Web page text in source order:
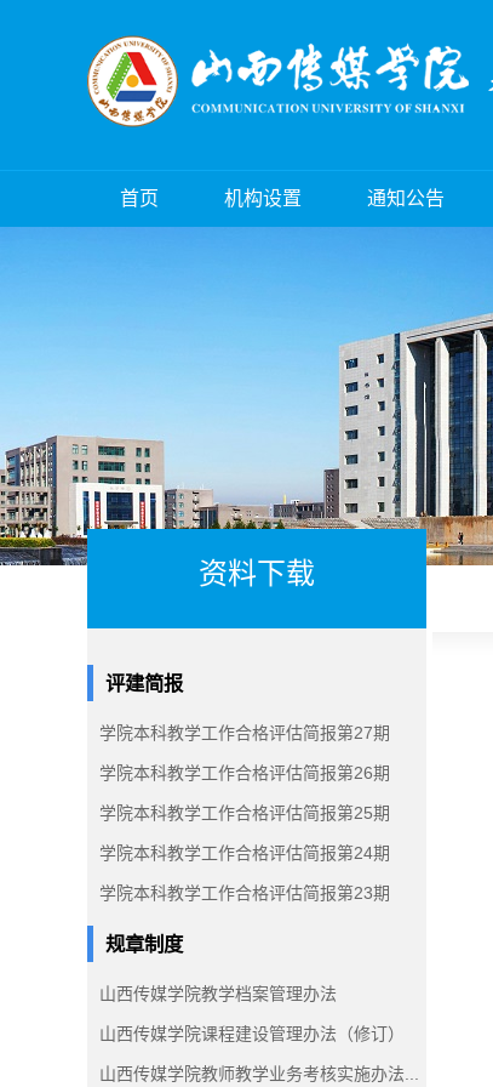
首页 机构设置 通知公告
资料下载
评建简报
学院本科教学工作合格评估简报第27期
学院本科教学工作合格评估简报第26期
学院本科教学工作合格评估简报第25期
学院本科教学工作合格评估简报第24期
学院本科教学工作合格评估简报第23期
规章制度
山西传媒学院教学档案管理办法
山西传媒学院课程建设管理办法（修订）
山西传媒学院教师教学业务考核实施办法...